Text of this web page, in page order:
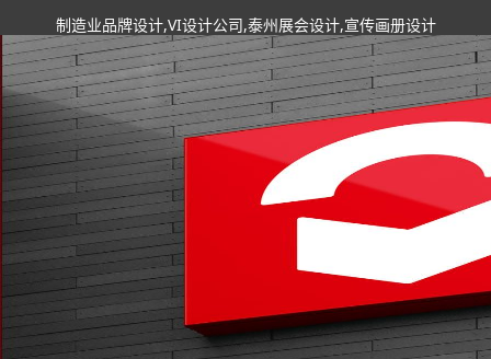
制造业品牌设计,VI设计公司,泰州展会设计,宣传画册设计